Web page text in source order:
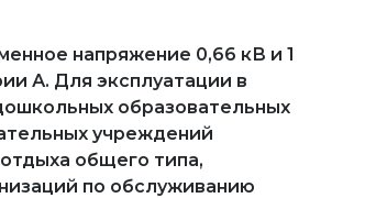
напряжение 0,66 кВ и 1
А. Для эксплуатации в
образовательных
учреждений
общего типа,
по обслуживанию